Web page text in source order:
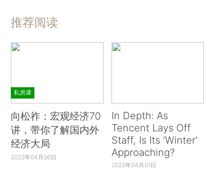
推荐阅读
私房课
向松祚：宏观经济70
讲，带你了解国内外
经济大局
2022年04月06日
In Depth: As
Tencent Lays Off
Staff, Is Its ‘Winter’
Approaching?
2022年04月01日